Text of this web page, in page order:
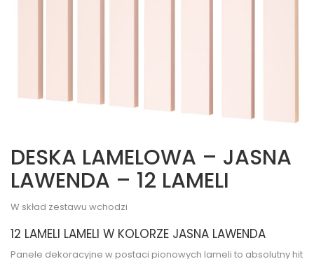
DESKA LAMELOWA – JASNA
LAWENDA – 12 LAMELI
W skład zestawu wchodzi
12 LAMELI LAMELI W KOLORZE JASNA LAWENDA
Panele dekoracyjne w postaci pionowych lameli to absolutny hit